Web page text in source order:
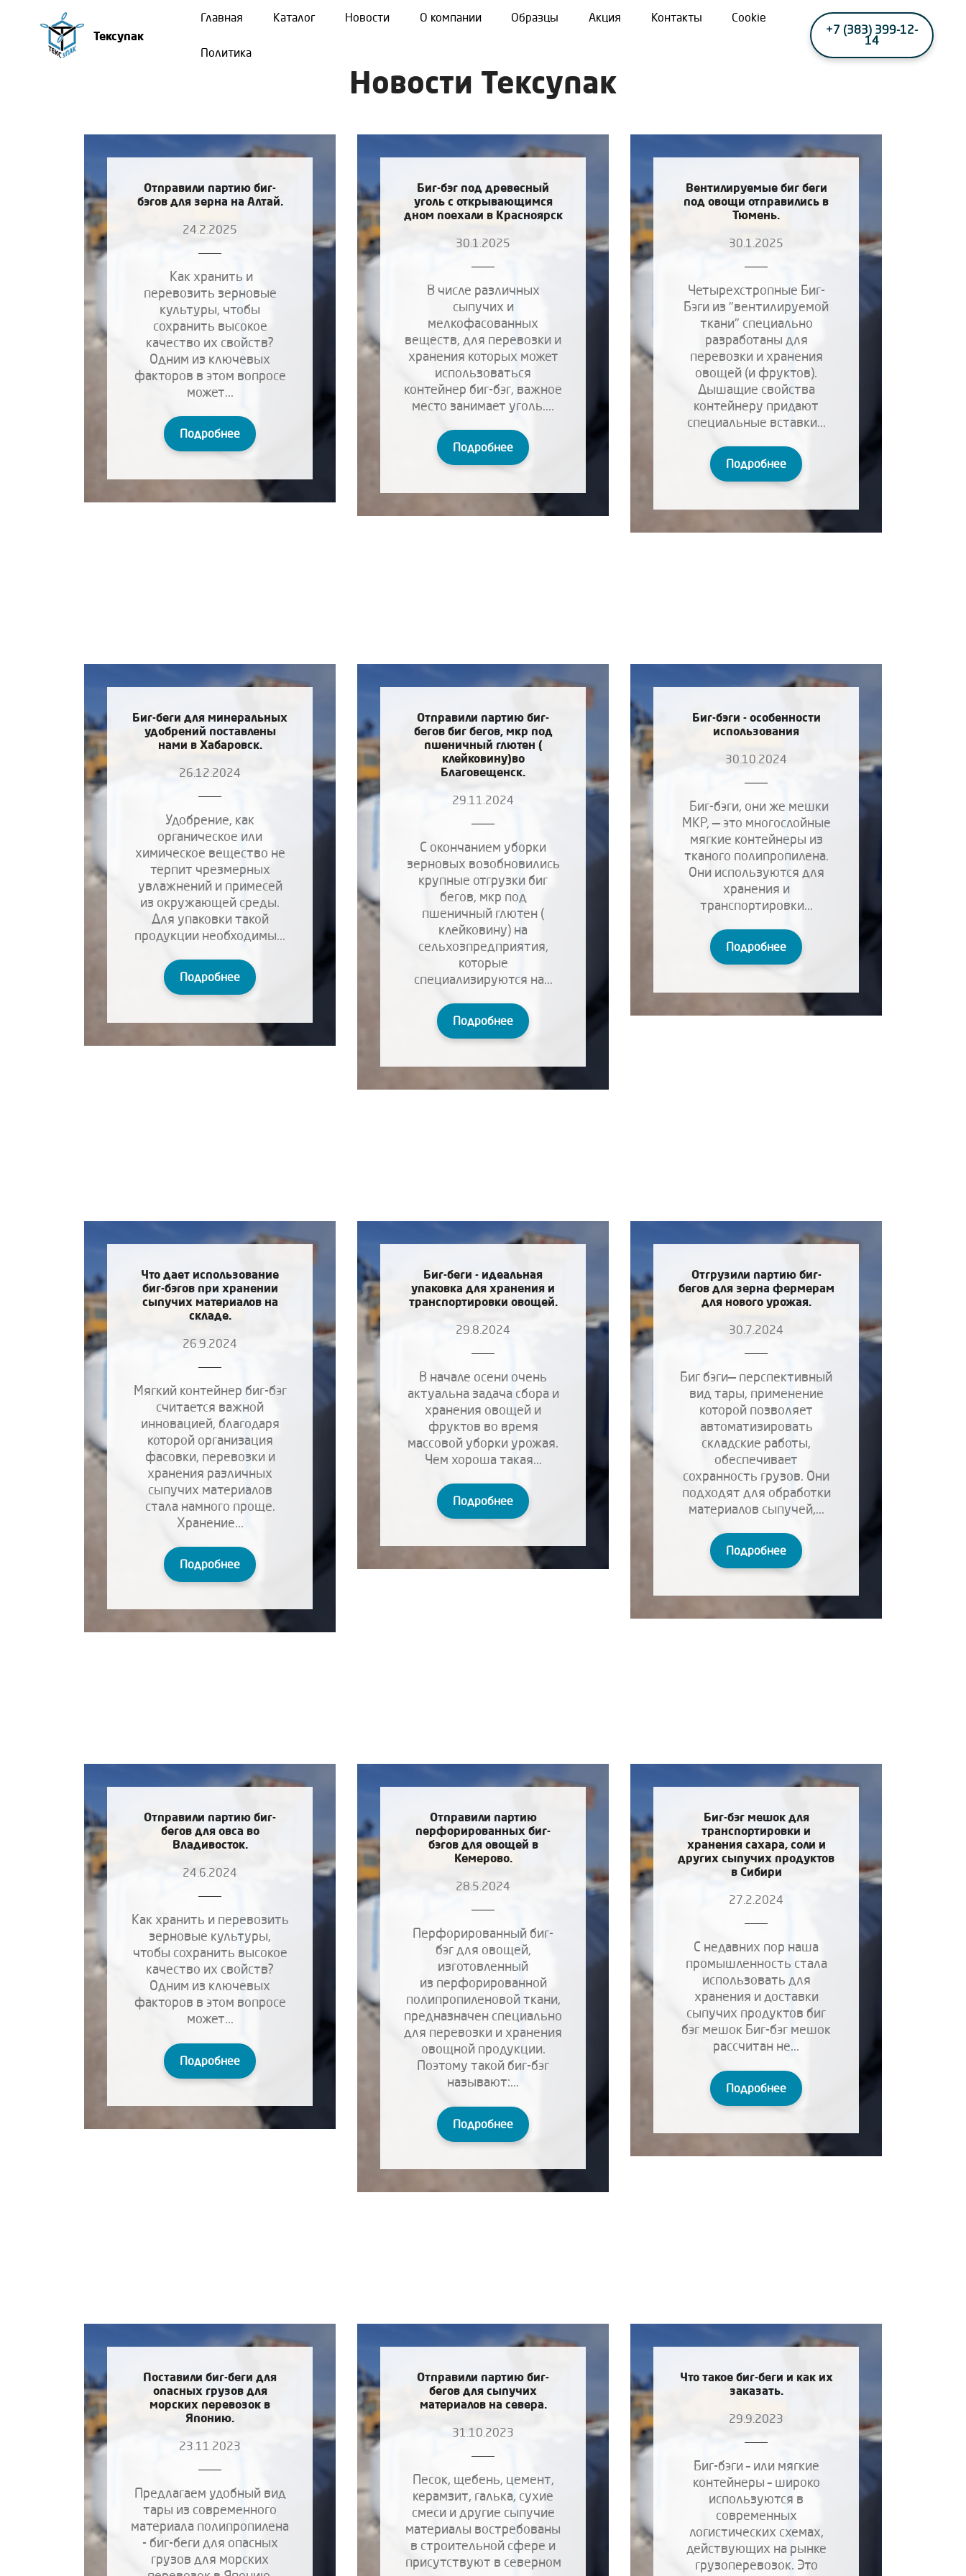
Тексупак
Главная Каталог Новости О компании Образцы Акция Контакты Cookie
Политика
+7 (383) 399-12-
14
Новости Тексупак
Отправили партию биг-
бэгов для зерна на Алтай.
24.2.2025
Как хранить и
перевозить зерновые
культуры, чтобы
сохранить высокое
качество их свойств?
Одним из ключевых
факторов в этом вопросе
может...
Подробнее
Биг-бэг под древесный
уголь с открывающимся
дном поехали в Красноярск
30.1.2025
В числе различных
сыпучих и
мелкофасованных
веществ, для перевозки и
хранения которых может
использоваться
контейнер биг-бэг, важное
место занимает уголь....
Подробнее
Вентилируемые биг беги
под овощи отправились в
Тюмень.
30.1.2025
Четырехстропные Биг-
Бэги из "вентилируемой
ткани" специально
разработаны для
перевозки и хранения
овощей (и фруктов).
Дышащие свойства
контейнеру придают
специальные вставки...
Подробнее
Биг-беги для минеральных
удобрений поставлены
нами в Хабаровск.
26.12.2024
Удобрение, как
органическое или
химическое вещество не
терпит чрезмерных
увлажнений и примесей
из окружающей среды.
Для упаковки такой
продукции необходимы...
Подробнее
Отправили партию биг-
бегов биг бегов, мкр под
пшеничный глютен (
клейковину)во
Благовещенск.
29.11.2024
С окончанием уборки
зерновых возобновились
крупные отгрузки биг
бегов, мкр под
пшеничный глютен (
клейковину) на
сельхозпредприятия,
которые
специализируются на...
Подробнее
Биг-бэги - особенности
использования
30.10.2024
Биг-бэги, они же мешки
МКР, — это многослойные
мягкие контейнеры из
тканого полипропилена.
Они используются для
хранения и
транспортировки...
Подробнее
Что дает использование
биг-бэгов при хранении
сыпучих материалов на
складе.
26.9.2024
Мягкий контейнер биг-бэг
считается важной
инновацией, благодаря
которой организация
фасовки, перевозки и
хранения различных
сыпучих материалов
стала намного проще.
Хранение...
Подробнее
Биг-беги - идеальная
упаковка для хранения и
транспортировки овощей.
29.8.2024
В начале осени очень
актуальна задача сбора и
хранения овощей и
фруктов во время
массовой уборки урожая.
Чем хороша такая...
Подробнее
Отгрузили партию биг-
бегов для зерна фермерам
для нового урожая.
30.7.2024
Биг бэги— перспективный
вид тары, применение
которой позволяет
автоматизировать
складские работы,
обеспечивает
сохранность грузов. Они
подходят для обработки
материалов сыпучей,...
Подробнее
Отправили партию биг-
бегов для овса во
Владивосток.
24.6.2024
Как хранить и перевозить
зерновые культуры,
чтобы сохранить высокое
качество их свойств?
Одним из ключевых
факторов в этом вопросе
может...
Подробнее
Отправили партию
перфорированных биг-
бэгов для овощей в
Кемерово.
28.5.2024
Перфорированный биг-
бэг для овощей,
изготовленный
из перфорированной
полипропиленовой ткани,
предназначен специально
для перевозки и хранения
овощной продукции.
Поэтому такой биг-бэг
называют:...
Подробнее
Биг-бэг мешок для
транспортировки и
хранения сахара, соли и
других сыпучих продуктов
в Сибири
27.2.2024
С недавних пор наша
промышленность стала
использовать для
хранения и доставки
сыпучих продуктов биг
бэг мешок Биг-бэг мешок
рассчитан не...
Подробнее
Поставили биг-беги для
опасных грузов для
морских перевозок в
Японию.
23.11.2023
Предлагаем удобный вид
тары из современного
материала полипропилена
- биг-беги для опасных
грузов для морских
Отправили партию биг-
бегов для сыпучих
материалов на севера.
31.10.2023
Песок, щебень, цемент,
керамзит, галька, сухие
смеси и другие сыпучие
материалы востребованы
в строительной сфере и
присутствуют в северном
Что такое биг-беги и как их
заказать.
29.9.2023
Биг-бэги – или мягкие
контейнеры – широко
используются в
современных
логистических схемах,
действующих на рынке
грузоперевозок. Это